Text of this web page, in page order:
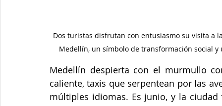
Dos turistas disfrutan con entusiasmo su visita a
Medellín, un símbolo de transformación social
Medellín despierta con el murmullo
caliente, taxis que serpentean por las
múltiples idiomas. Es junio, y la